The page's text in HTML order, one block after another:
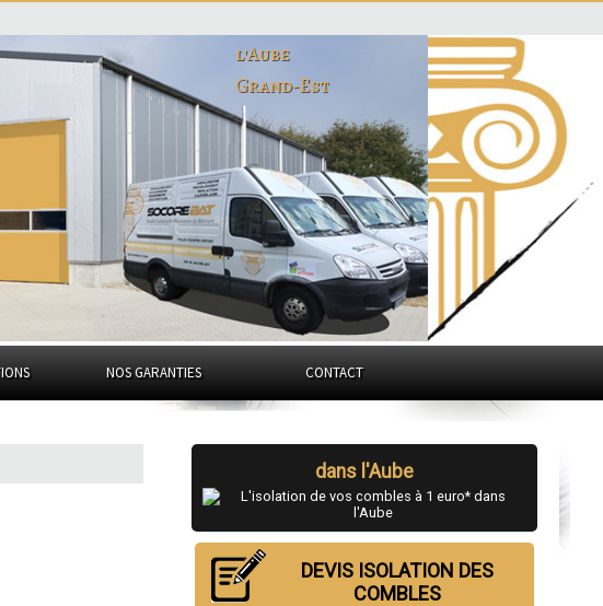
l'Aube
Grand-Est
NOS GARANTIES CONTACT
dans l'Aube
DEVIS ISOLATION DES
COMBLES